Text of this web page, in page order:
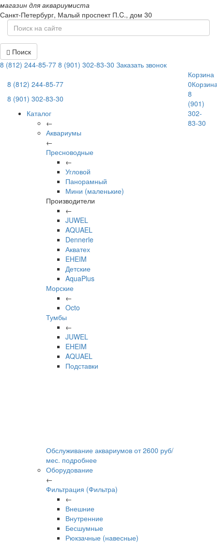
магазин для аквариумиста
Санкт-Петербург, Малый проспект П.C., дом 30
Поиск
8 (812) 244-85-77 8 (901) 302-83-30 Заказать звонок
8 (812) 244-85-77
8 (901) 302-83-30
Каталог
←
Аквариумы
←
Пресноводные
←
Угловой
Панорамный
Мини (маленькие)
Производители
←
JUWEL
AQUAEL
Dennerle
Акватех
EHEIM
Детские
AquaPlus
Морские
←
Octo
Тумбы
←
JUWEL
EHEIM
AQUAEL
Подставки
Обслуживание аквариумов от2600 руб/
мес. подробнее
Оборудование
←
Фильтрация (Фильтра)
←
Внешние
Внутренние
Бесшумные
Рюкзачные (навесные)
Корзина
0
8
(901)
302-
83-30